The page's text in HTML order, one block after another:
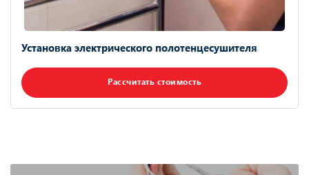
Установка электрического полотенцесушителя
Рассчитать стоимость